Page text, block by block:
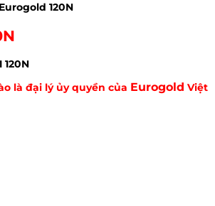
120N
120N
là đại lý ủy quyền của Eurogold Việt